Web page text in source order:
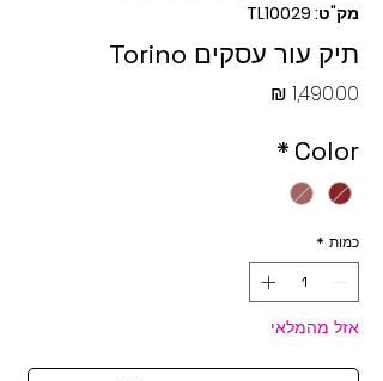
מק"ט: TL10029
תיק עור עסקים Torino
Color
*
כמות *
אזל מהמלאי